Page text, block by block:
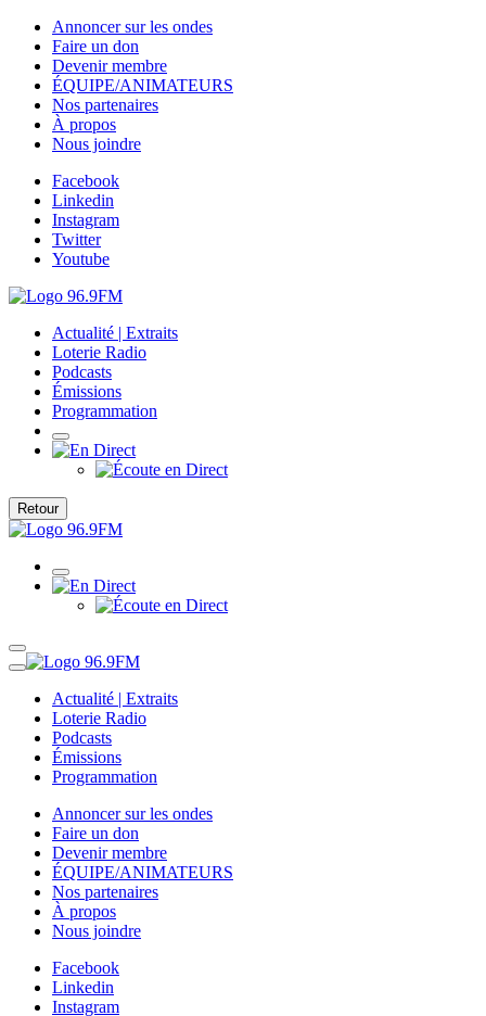
Annoncer sur les ondes
Faire un don
Devenir membre
ÉQUIPE/ANIMATEURS
Nos partenaires
À propos
Nous joindre
Facebook
Linkedin
Instagram
Twitter
Youtube
Actualité | Extraits
Loterie Radio
Podcasts
Émissions
Programmation
Retour
Actualité | Extraits
Loterie Radio
Podcasts
Émissions
Programmation
Annoncer sur les ondes
Faire un don
Devenir membre
ÉQUIPE/ANIMATEURS
Nos partenaires
À propos
Nous joindre
Facebook
Linkedin
Instagram